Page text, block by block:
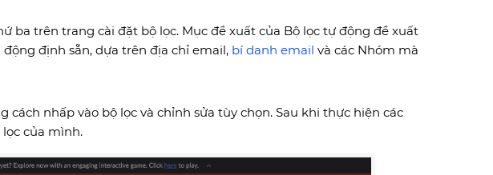
ba trên trang cài đặt bộ lọc. Mục đề xuất của Bộ lọc tự động đề xuất
định sẵn, dựa trên địa chỉ email, bí danh email và các Nhóm mà
cách nhấp vào bộ lọc và chỉnh sửa tùy chọn. Sau khi thực hiện các
của mình.